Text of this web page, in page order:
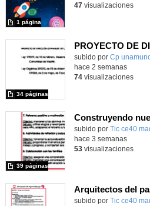
1 página
47visualizaciones
PROYECTO DE
Contenido educativo.
subido por Cp
34 páginas
hace 2 semanas
74visualizaciones
subido por Tic ce40
39 páginas
hace 3 semanas
53visualizaciones
Arquitectos del
subido por Tic ce40